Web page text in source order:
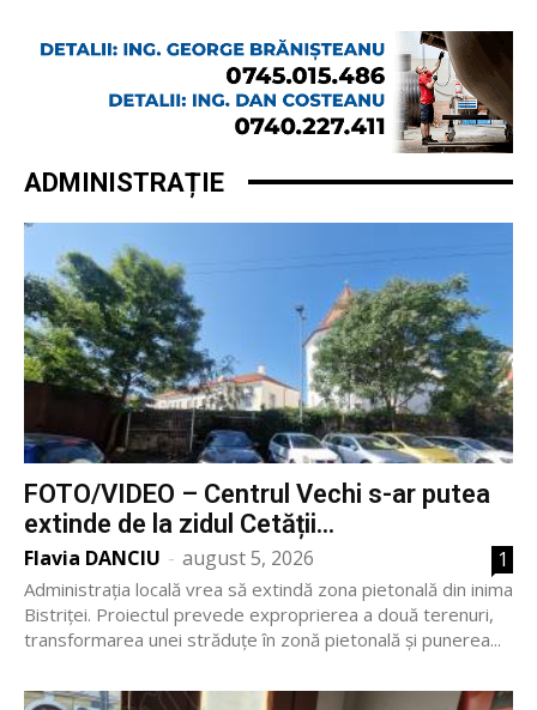
ADMINISTRAȚIE
FOTO/VIDEO – Centrul Vechi s-ar putea
extinde de la zidul Cetății...
Flavia DANCIU - august 5, 2026 1
Administrația locală vrea să extindă zona pietonală din inima
Bistriței. Proiectul prevede exproprierea a două terenuri,
transformarea unei străduțe în zonă pietonală și punerea...